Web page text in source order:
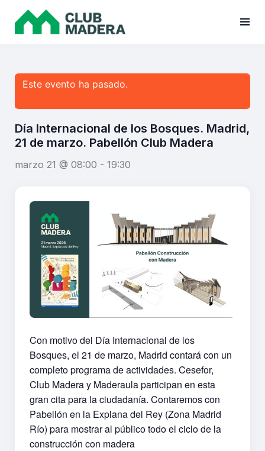
Este evento ha pasado.
Día Internacional de los Bosques. Madrid,
21 de marzo. Pabellón Club Madera
marzo 21 @ 08:00 - 19:30
Con motivo del Día Internacional de los
Bosques, el 21 de marzo, Madrid contará con un
completo programa de actividades. Cesefor,
Club Madera y Maderaula participan en esta
gran cita para la ciudadanía. Contaremos con
Pabellón en la Explana del Rey (Zona Madrid
Río) para mostrar al público todo el ciclo de la
construcción con madera